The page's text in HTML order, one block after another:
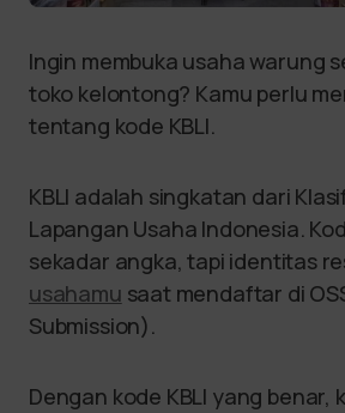
Ingin membuka usaha warung
toko kelontong? Kamu perlu
tentang kode KBLI.
KBLI adalah singkatan dari
Lapangan Usaha Indonesia.
sekadar angka, tapi identitas
usahamu saat mendaftar di
Submission).
Dengan kode KBLI yang benar,